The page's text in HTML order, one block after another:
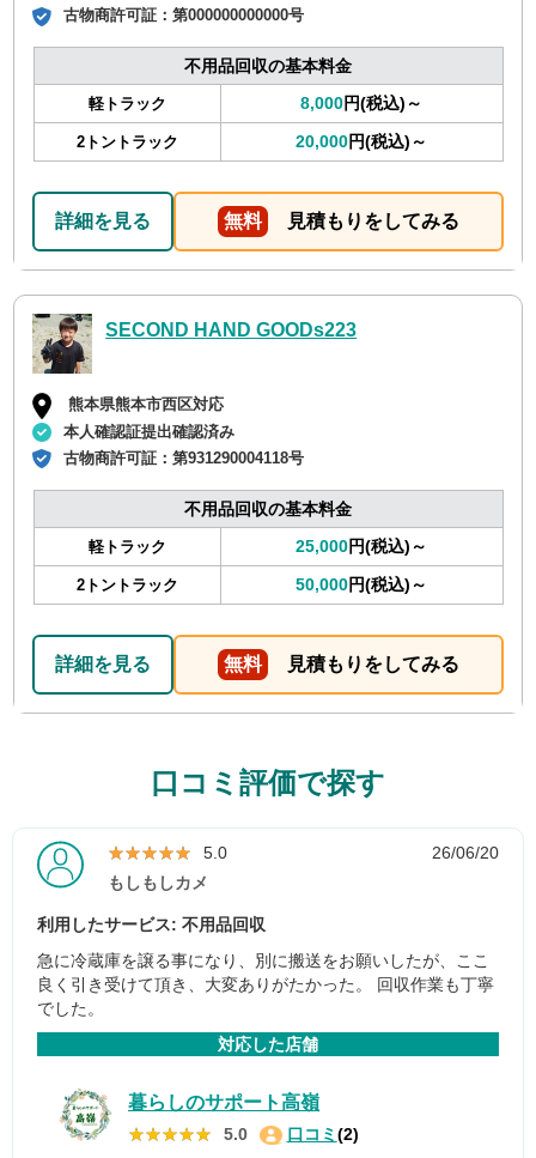
古物商許可証：第000000000000号
不用品回収の基本料金
軽トラック 8,000円(税込)～
2トントラック 20,000円(税込)～
詳細を見る 無料 見積もりをしてみる
SECOND HAND GOODs223
熊本県熊本市西区対応
本人確認証提出確認済み
古物商許可証：第931290004118号
不用品回収の基本料金
軽トラック 25,000円(税込)～
2トントラック 50,000円(税込)～
詳細を見る 無料 見積もりをしてみる
口コミ評価で探す
★★★★★
★★★★★ 5.0
26/06/20
もしもしカメ
利用したサービス: 不用品回収
急に冷蔵庫を譲る事になり、別に搬送をお願いしたが、ここ
良く引き受けて頂き、大変ありがたかった。 回収作業も丁寧
でした。
対応した店舗
暮らしのサポート高嶺
★★★★★
★★★★★ 5.0 口コミ (2)